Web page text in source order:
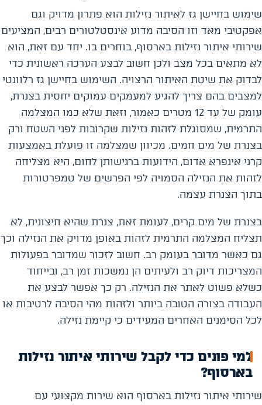
שימוש בחיישן גז לאיתור נזילות הוא פתרון מדויק וגם
אפקטיבי מאד וזו הסיבה מדוע אינסטלטורים רבים, המציעים
שירותי איתור נזילות בארסוף, בוחרים בו. יחד עם זאת, הוא
לא מתאים בכל מצב ולכן חשוב לבצע הערכה ראשונית כדי
לבדוק את שיטת האיתור הרצויה. השימוש בחיישן גז רלוונטי
למצבים בהם צריך להגיע למעמקים עמוקים יחסית בצנרת,
עומק של עד 12 מטרים כאמור, וזאת שלא כמו המצלמה
התרמית, שמסוגלת לזהות נזילות שקרובות לפני השטח ורק
בצנרת של מים חמים. מכיוון שמצלמה זו פועלת באמצעות
קרני אינפרא אדום, הידועות ברגישותן לחום, היא מצליחה
לזהות את הנזילה הסמויה לפי הפרשים של טמפרטורות
בתוך הצנרת עצמה.
בצנרת של מים קרים, לעומת זאת, צנרת שהיא חיצונית, לא
תצליח המצלמה התרמית לזהות באופן מדויק את הנזילה וכך
גם כאשר מדובר בעומק רב. חשוב לזכור שמדובר בפעולות
המצריכות דיוק רב ולעיתים הן נמשכות זמן רב, ובייחוד
כשלא פשוט לאתר את הנזילה. רק כך אפשר לבצע את
העבודה בצורה הטובה ביותר ולזהות מהי הסיבה לרטיבות או
לכל הסימנים האחרים המעידים כי קיימת נזילה.
למי פונים כדי לקבל שירותי איתור נזילות
בארסוף?
שירותי איתור נזילות בארסוף הוא שירות מקצועי עם